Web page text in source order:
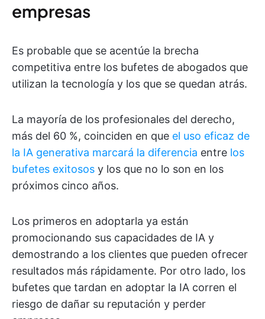
empresas
Es probable que se acentúe la brecha
competitiva entre los bufetes de abogados que
utilizan la tecnología y los que se quedan atrás.
La mayoría de los profesionales del derecho,
más del 60 %, coinciden en que el uso eficaz de
la IA generativa marcará la diferencia entre los
bufetes exitosos y los que no lo son en los
próximos cinco años.
Los primeros en adoptarla ya están
promocionando sus capacidades de IA y
demostrando a los clientes que pueden ofrecer
resultados más rápidamente. Por otro lado, los
bufetes que tardan en adoptar la IA corren el
riesgo de dañar su reputación y perder